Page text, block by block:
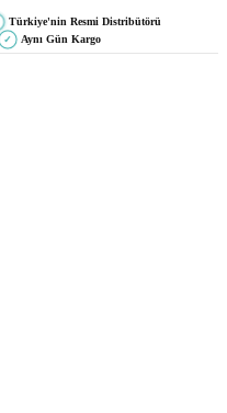
Türkiye'nin Resmi Distribütörü
✓ Aynı Gün Kargo